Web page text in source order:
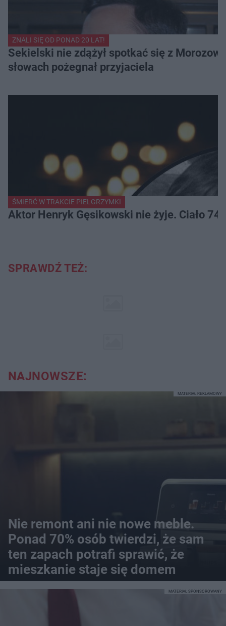
ZNALI SIĘ OD PONAD 20 LAT!
Sekielski nie zdążył spotkać się z
słowach pożegnał przyjaciela
ŚMIERĆ W TRAKCIE PIELGRZYMKI
Aktor Henryk Gęsikowski nie żyje. Ciało
SPRAWDŹ TEŻ:
NAJNOWSZE:
Nie remont ani nie nowe meble.
Ponad 70% osób twierdzi, że sam
ten zapach potrafi sprawić, że
mieszkanie staje się domem
MATERIAŁ REKLAMOWY
MATERIAŁ SPONSOROWANY